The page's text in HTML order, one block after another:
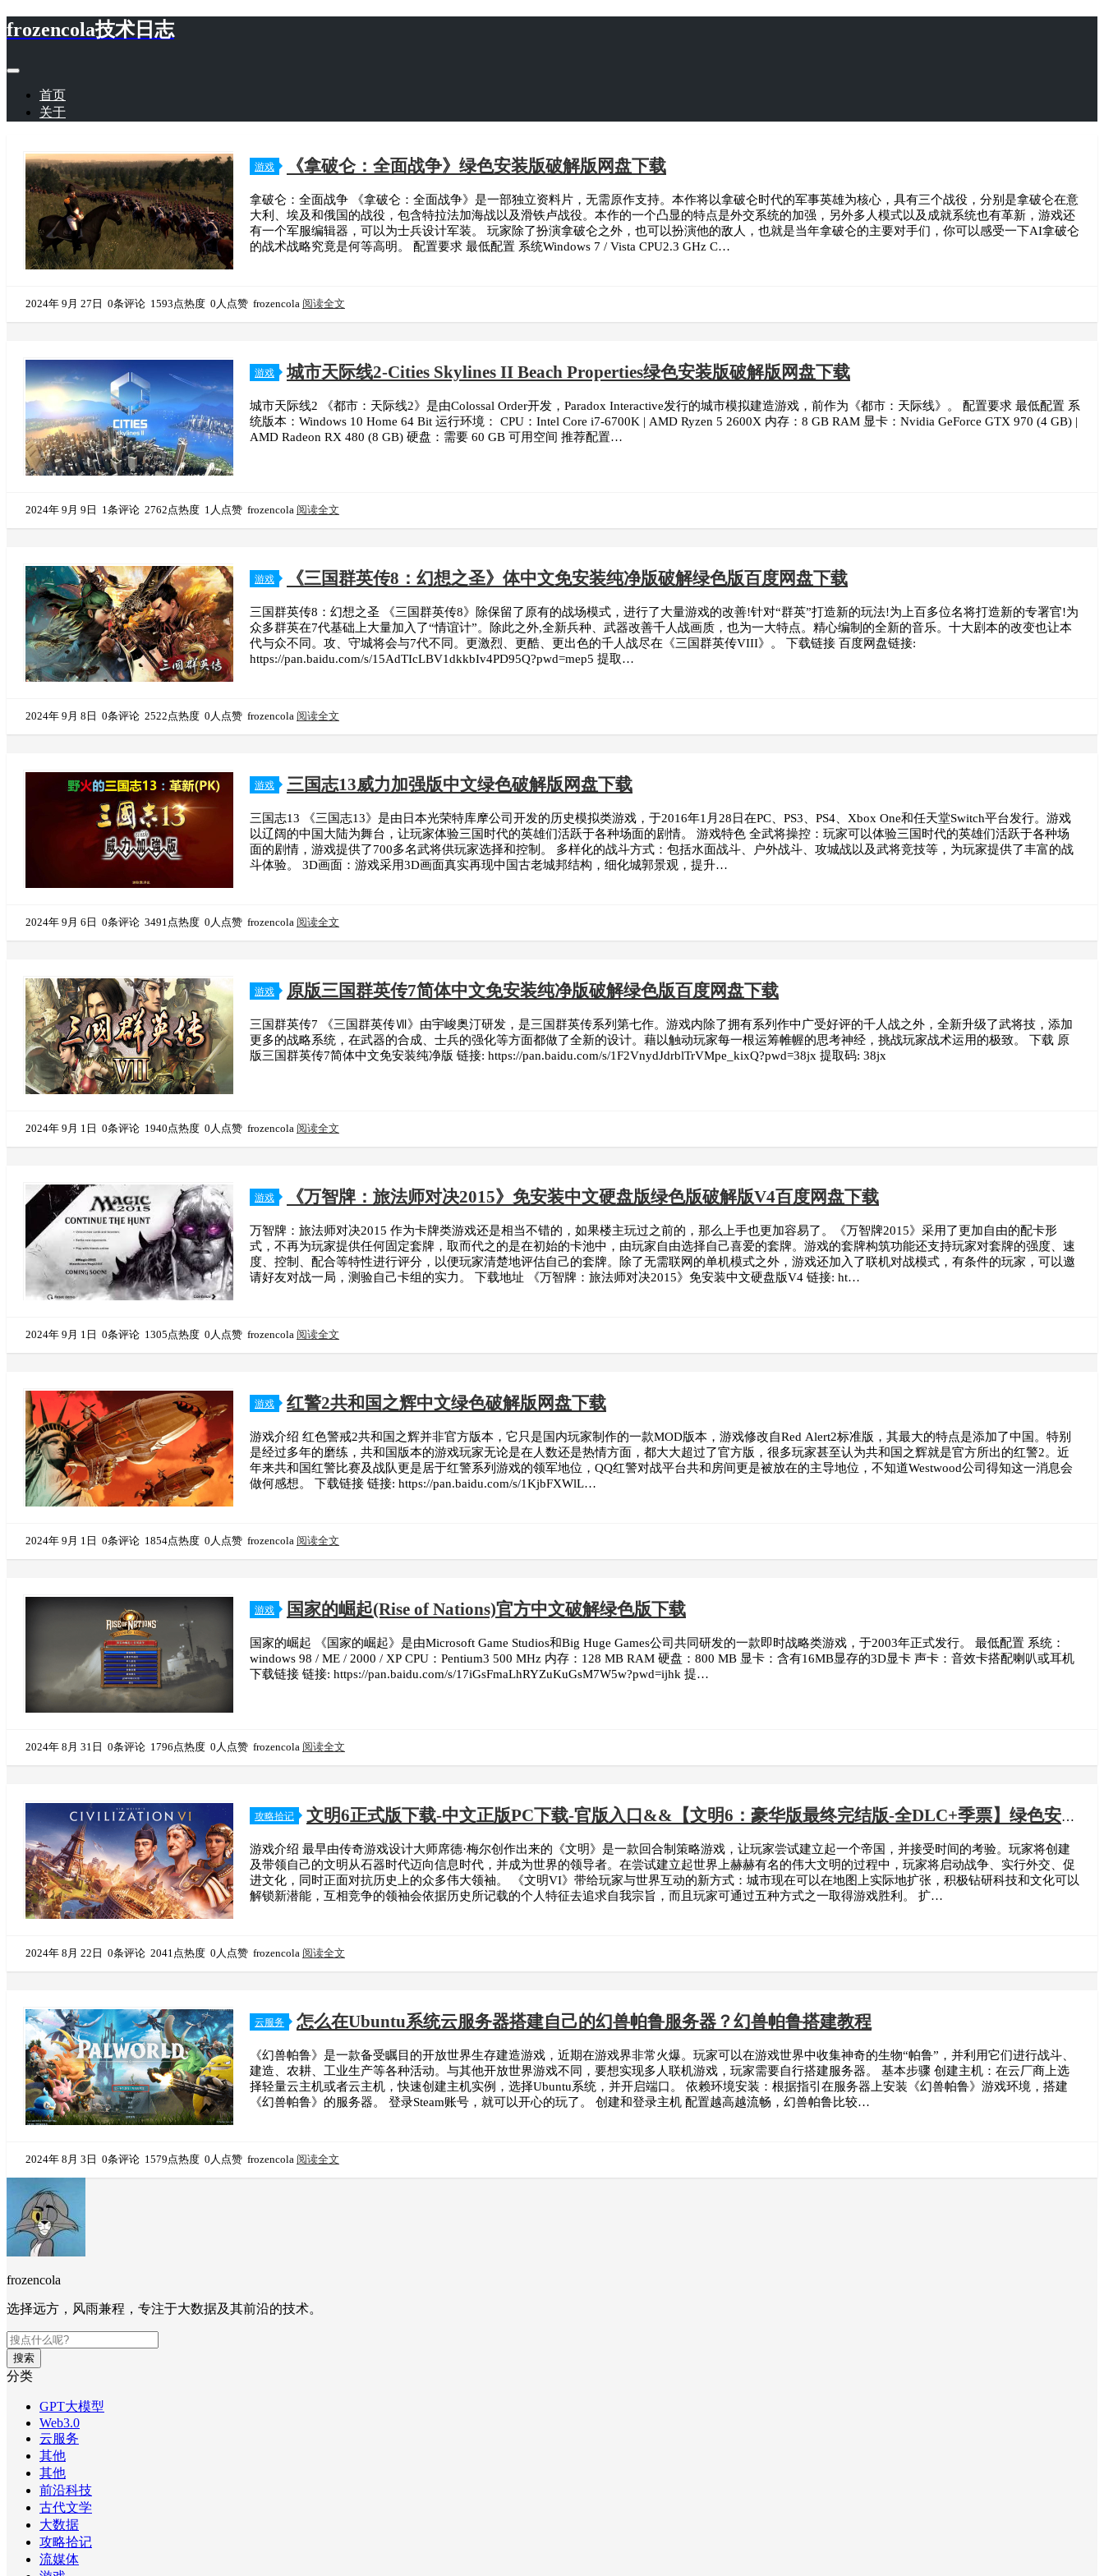
frozencola技术日志
首页
关于
游戏 《拿破仑：全面战争》绿色安装版破解版网盘下载
拿破仑：全面战争 《拿破仑：全面战争》是一部独立资料片，无需原作支持。本作将以拿破仑时代的军事英雄为核心，具有三个战役，分别是拿破仑在意
大利、埃及和俄国的战役，包含特拉法加海战以及滑铁卢战役。本作的一个凸显的特点是外交系统的加强，另外多人模式以及成就系统也有革新，游戏还
有一个军服编辑器，可以为士兵设计军装。 玩家除了扮演拿破仑之外，也可以扮演他的敌人，也就是当年拿破仑的主要对手们，你可以感受一下AI拿破仑
的战术战略究竟是何等高明。 配置要求 最低配置 系统Windows 7 / Vista CPU2.3 GHz C…
2024年 9月 27日 0条评论 1593点热度 0人点赞 frozencola 阅读全文
游戏 城市天际线2-Cities Skylines II Beach Properties绿色安装版破解版网盘下载
城市天际线2 《都市：天际线2》是由Colossal Order开发，Paradox Interactive发行的城市模拟建造游戏，前作为《都市：天际线》。 配置要求 最低配置 系
统版本：Windows 10 Home 64 Bit 运行环境： CPU：Intel Core i7-6700K | AMD Ryzen 5 2600X 内存：8 GB RAM 显卡：Nvidia GeForce GTX 970 (4 GB) |
AMD Radeon RX 480 (8 GB) 硬盘：需要 60 GB 可用空间 推荐配置…
2024年 9月 9日 1条评论 2762点热度 1人点赞 frozencola 阅读全文
游戏 《三国群英传8：幻想之圣》体中文免安装纯净版破解绿色版百度网盘下载
三国群英传8：幻想之圣 《三国群英传8》除保留了原有的战场模式，进行了大量游戏的改善!针对“群英”打造新的玩法!为上百多位名将打造新的专署官!为
众多群英在7代基础上大量加入了“情谊计”。除此之外,全新兵种、武器改善千人战画质，也为一大特点。精心编制的全新的音乐。十大剧本的改变也让本
代与众不同。攻、守城将会与7代不同。更激烈、更酷、更出色的千人战尽在《三国群英传VIII》。 下载链接 百度网盘链接:
https://pan.baidu.com/s/15AdTIcLBV1dkkbIv4PD95Q?pwd=mep5 提取…
2024年 9月 8日 0条评论 2522点热度 0人点赞 frozencola 阅读全文
游戏 三国志13威力加强版中文绿色破解版网盘下载
三国志13 《三国志13》是由日本光荣特库摩公司开发的历史模拟类游戏，于2016年1月28日在PC、PS3、PS4、Xbox One和任天堂Switch平台发行。游戏
以辽阔的中国大陆为舞台，让玩家体验三国时代的英雄们活跃于各种场面的剧情。 游戏特色 全武将操控：玩家可以体验三国时代的英雄们活跃于各种场
面的剧情，游戏提供了700多名武将供玩家选择和控制。 多样化的战斗方式：包括水面战斗、户外战斗、攻城战以及武将竞技等，为玩家提供了丰富的战
斗体验。 3D画面：游戏采用3D画面真实再现中国古老城邦结构，细化城郭景观，提升…
2024年 9月 6日 0条评论 3491点热度 0人点赞 frozencola 阅读全文
游戏 原版三国群英传7简体中文免安装纯净版破解绿色版百度网盘下载
三国群英传7 《三国群英传Ⅶ》由宇峻奥汀研发，是三国群英传系列第七作。游戏内除了拥有系列作中广受好评的千人战之外，全新升级了武将技，添加
更多的战略系统，在武器的合成、士兵的强化等方面都做了全新的设计。藉以触动玩家每一根运筹帷幄的思考神经，挑战玩家战术运用的极致。 下载 原
版三国群英传7简体中文免安装纯净版 链接: https://pan.baidu.com/s/1F2VnydJdrblTrVMpe_kixQ?pwd=38jx 提取码: 38jx
2024年 9月 1日 0条评论 1940点热度 0人点赞 frozencola 阅读全文
游戏 《万智牌：旅法师对决2015》免安装中文硬盘版绿色版破解版V4百度网盘下载
万智牌：旅法师对决2015 作为卡牌类游戏还是相当不错的，如果楼主玩过之前的，那么上手也更加容易了。《万智牌2015》采用了更加自由的配卡形
式，不再为玩家提供任何固定套牌，取而代之的是在初始的卡池中，由玩家自由选择自己喜爱的套牌。游戏的套牌构筑功能还支持玩家对套牌的强度、速
度、控制、配合等特性进行评分，以便玩家清楚地评估自己的套牌。除了无需联网的单机模式之外，游戏还加入了联机对战模式，有条件的玩家，可以邀
请好友对战一局，测验自己卡组的实力。 下载地址 《万智牌：旅法师对决2015》免安装中文硬盘版V4 链接: ht…
2024年 9月 1日 0条评论 1305点热度 0人点赞 frozencola 阅读全文
游戏 红警2共和国之辉中文绿色破解版网盘下载
游戏介绍 红色警戒2共和国之辉并非官方版本，它只是国内玩家制作的一款MOD版本，游戏修改自Red Alert2标准版，其最大的特点是添加了中国。特别
是经过多年的磨练，共和国版本的游戏玩家无论是在人数还是热情方面，都大大超过了官方版，很多玩家甚至认为共和国之辉就是官方所出的红警2。近
年来共和国红警比赛及战队更是居于红警系列游戏的领军地位，QQ红警对战平台共和房间更是被放在的主导地位，不知道Westwood公司得知这一消息会
做何感想。 下载链接 链接: https://pan.baidu.com/s/1KjbFXWlL…
2024年 9月 1日 0条评论 1854点热度 0人点赞 frozencola 阅读全文
游戏 国家的崛起(Rise of Nations)官方中文破解绿色版下载
国家的崛起 《国家的崛起》是由Microsoft Game Studios和Big Huge Games公司共同研发的一款即时战略类游戏，于2003年正式发行。 最低配置 系统：
windows 98 / ME / 2000 / XP CPU：Pentium3 500 MHz 内存：128 MB RAM 硬盘：800 MB 显卡：含有16MB显存的3D显卡 声卡：音效卡搭配喇叭或耳机
下载链接 链接: https://pan.baidu.com/s/17iGsFmaLhRYZuKuGsM7W5w?pwd=ijhk 提…
2024年 8月 31日 0条评论 1796点热度 0人点赞 frozencola 阅读全文
攻略拾记
文明6正式版下载-中文正版PC下载-官版入口&&【文明6：豪华版最终完结版-全DLC+季票】绿色安装
版破解版（附下载资源）
游戏介绍 最早由传奇游戏设计大师席德·梅尔创作出来的《文明》是一款回合制策略游戏，让玩家尝试建立起一个帝国，并接受时间的考验。玩家将创建
及带领自己的文明从石器时代迈向信息时代，并成为世界的领导者。在尝试建立起世界上赫赫有名的伟大文明的过程中，玩家将启动战争、实行外交、促
进文化，同时正面对抗历史上的众多伟大领袖。 《文明VI》带给玩家与世界互动的新方式：城市现在可以在地图上实际地扩张，积极钻研科技和文化可以
解锁新潜能，互相竞争的领袖会依据历史所记载的个人特征去追求自我宗旨，而且玩家可通过五种方式之一取得游戏胜利。 扩…
2024年 8月 22日 0条评论 2041点热度 0人点赞 frozencola 阅读全文
云服务 怎么在Ubuntu系统云服务器搭建自己的幻兽帕鲁服务器？幻兽帕鲁搭建教程
《幻兽帕鲁》是一款备受瞩目的开放世界生存建造游戏，近期在游戏界非常火爆。玩家可以在游戏世界中收集神奇的生物“帕鲁”，并利用它们进行战斗、
建造、农耕、工业生产等各种活动。与其他开放世界游戏不同，要想实现多人联机游戏，玩家需要自行搭建服务器。 基本步骤 创建主机：在云厂商上选
择轻量云主机或者云主机，快速创建主机实例，选择Ubuntu系统，并开启端口。 依赖环境安装：根据指引在服务器上安装《幻兽帕鲁》游戏环境，搭建
《幻兽帕鲁》的服务器。 登录Steam账号，就可以开心的玩了。 创建和登录主机 配置越高越流畅，幻兽帕鲁比较…
2024年 8月 3日 0条评论 1579点热度 0人点赞 frozencola 阅读全文
frozencola
选择远方，风雨兼程，专注于大数据及其前沿的技术。
搜索
分类
GPT大模型
Web3.0
云服务
其他
其他
前沿科技
古代文学
大数据
攻略拾记
流媒体